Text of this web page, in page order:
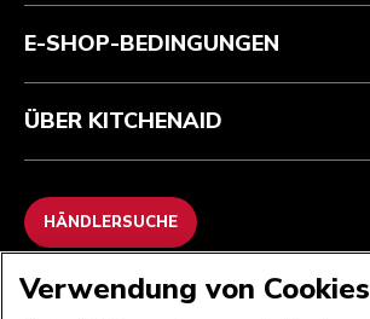
ODR
E-SHOP-BEDINGUNGEN
ÜBER KITCHENAID
HÄNDLERSUCHE
WIR AKZEPTIEREN
Verwendung von Cookies